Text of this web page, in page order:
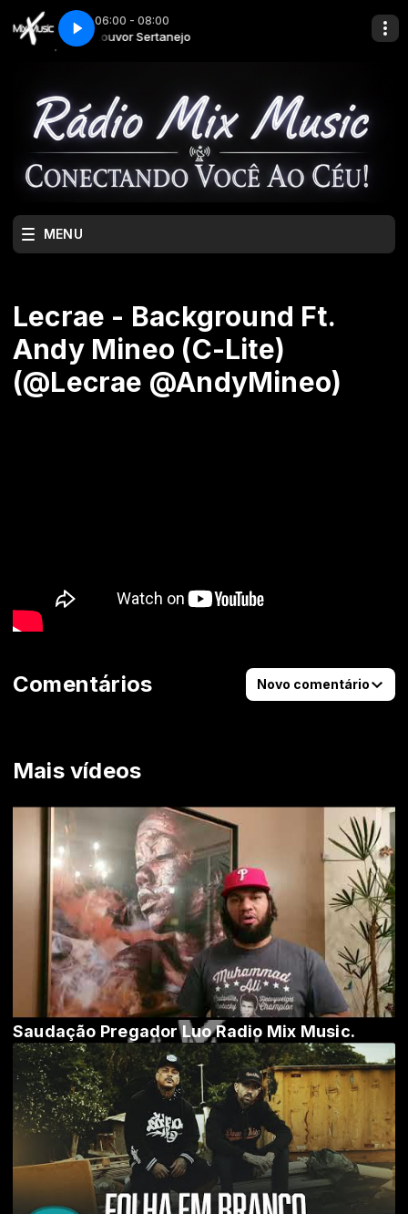
06:00 - 08:00
Louvor Sertanejo
MENU
Lecrae - Background Ft.
Andy Mineo (C-Lite)
(@Lecrae @AndyMineo)
Mais vídeos
Saudação Pregador Luo Radio Mix Music.
Comentários Novo comentário